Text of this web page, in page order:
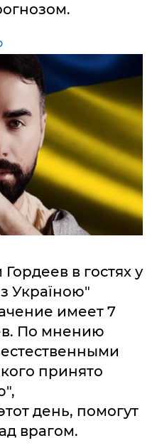
в гостях у
Україною"
имеет 7
По мнению
принято
день, помогут
врагом.